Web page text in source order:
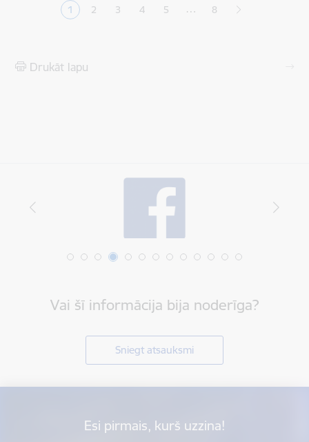
Pašreizējā lapa
1 Lapa
2 Lapa
3 Lapa
4 Lapa
5 … 8
Drukāt lapu
Vai šī informācija bija noderīga?
Sniegt atsauksmi
Esi pirmais, kurš uzzina!